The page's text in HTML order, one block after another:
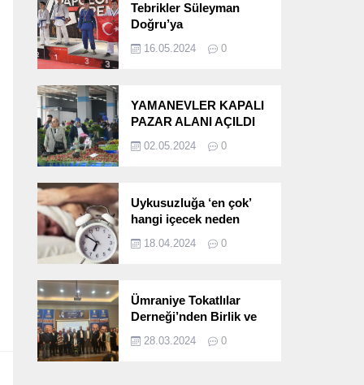
Tebrikler Süleyman
Doğru’ya
16.05.2024 0
YAMANEVLER KAPALI
PAZAR ALANI AÇILDI
02.05.2024 0
Uykusuzluğa ‘en çok’
hangi içecek neden
18.04.2024 0
Ümraniye Tokatlılar
Derneği’nden Birlik ve
Programı
28.03.2024 0